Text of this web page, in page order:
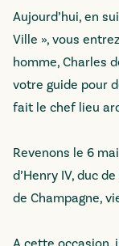
Aujourd’hui, en
Ville », vous
homme, Charles
votre guide pour
fait le chef lieu
Revenons le 6
d’Henry IV, duc
de Champagne,